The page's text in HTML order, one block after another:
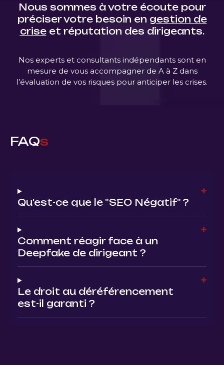
Nous sommes à votre écoute pour
préciser votre besoin en gestion de
criseet réputation des dirigeants.
Nos experts et consultants indépendants sont en
mesure de vous accompagner de A à Z dans
l’évaluation de vos risques pour anticiper les crises.
FAQs
Qu'est-ce que le "SEO Négatif" ?
Comment réagir face à un
Deepfake de dirigeant ?
Le droit au déréférencement
est-il garanti ?